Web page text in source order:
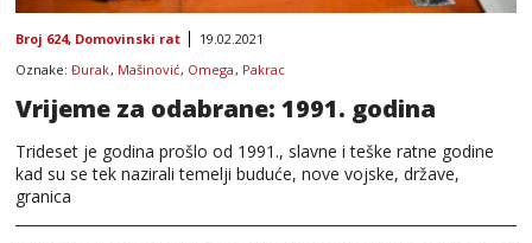
Broj 624, Domovinski rat
19.02.2021
Oznake: Đurak, Mašinović, Omega , Pakrac
Vrijeme za odabrane: 1991. godina
Trideset je godina prošlo od 1991., slavne i teške ratne godine
kad su se tek nazirali temelji buduće, nove vojske, države,
granica